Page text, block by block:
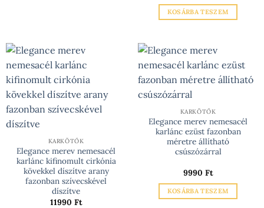
KOSÁRBA TESZEM
KARKÖTŐK
Elegance merev nemesacél
karlánc kifinomult cirkónia
kövekkel díszítve arany
fazonban szívecskével
díszítve
11990 Ft
KARKÖTŐK
Elegance merev nemesacél
karlánc ezüst fazonban
méretre állítható
csúszózárral
9990 Ft
KOSÁRBA TESZEM